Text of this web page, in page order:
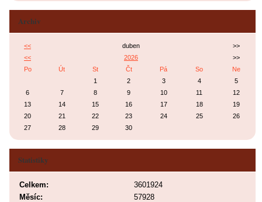
Archiv
<< duben
>>
<<
2026
>>
Po
Út St Čt Pá So
Ne
1
2 3 4
5
6
7 8 9 10 11
12
13
14 15 16 17 18
19
20
21 22 23 24 25
26
27
28 29 30
Statistiky
Celkem:
3601924
Měsíc:
57928